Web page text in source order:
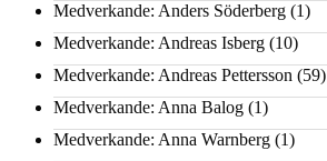
Medverkande: Anders Söderberg (1)
Medverkande: Andreas Isberg (10)
Medverkande: Andreas Pettersson (59)
Medverkande: Anna Balog (1)
Medverkande: Anna Warnberg (1)